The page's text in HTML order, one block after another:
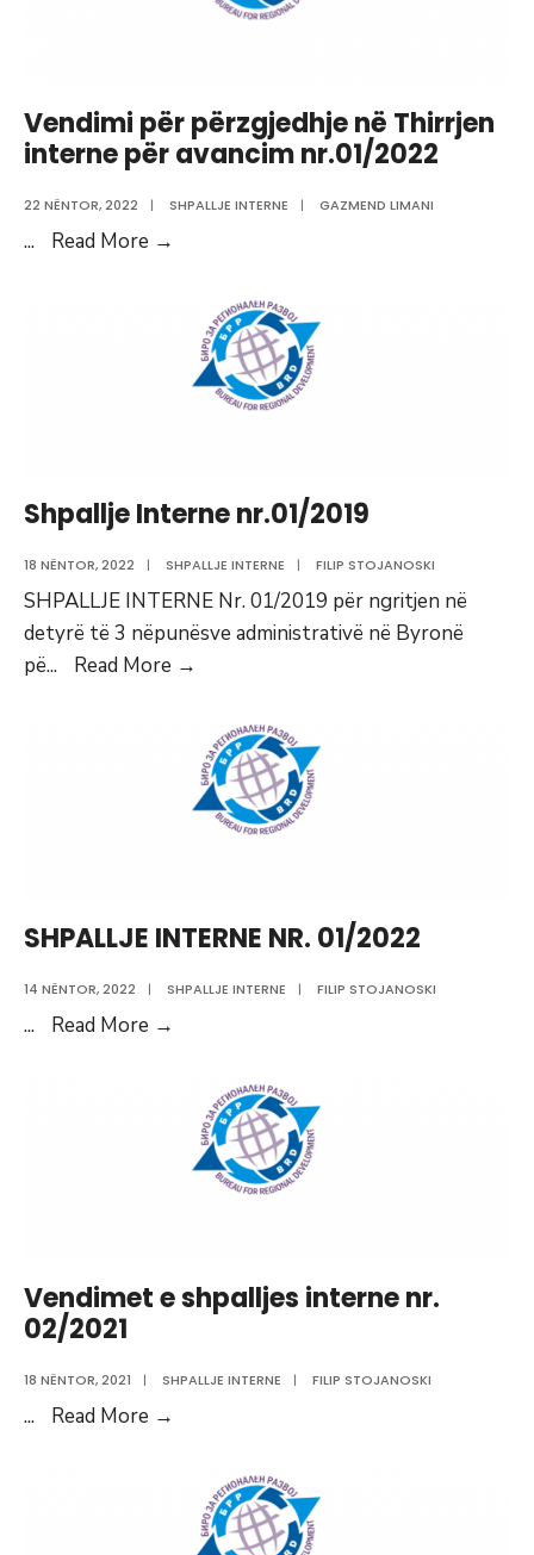
Vendimi për përzgjedhje në Thirrjen
interne për avancim nr.01/2022
22 NËNTOR, 2022 | SHPALLJE INTERNE | GAZMEND LIMANI
... Read More →
përzgjedhje
Thirrjen
interne
Shpallje Interne nr.01/2019
18 NËNTOR, 2022 | SHPALLJE INTERNE | FILIP STOJANOSKI
SHPALLJE INTERNE Nr. 01/2019 për ngritjen në
detyrë të 3 nëpunësve administrativë në Byronë
pë... Read More →
nr.01/2019
SHPALLJE INTERNE NR. 01/2022
14 NËNTOR, 2022 | SHPALLJE INTERNE | FILIP STOJANOSKI
... Read More →
01/2022
Vendimet e shpalljes interne nr.
02/2021
18 NËNTOR, 2021 | SHPALLJE INTERNE | FILIP STOJANOSKI
... Read More →
shpalljes
interne